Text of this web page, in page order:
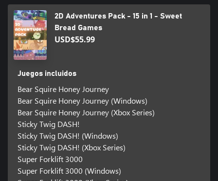
2D Adventures Pack - 15 in 1 - Sweet
Bread Games
USD$55.99
Juegos incluidos
Bear Squire Honey Journey
Bear Squire Honey Journey (Windows)
Bear Squire Honey Journey (Xbox Series)
Sticky Twig DASH!
Sticky Twig DASH! (Windows)
Sticky Twig DASH! (Xbox Series)
Super Forklift 3000
Super Forklift 3000 (Windows)